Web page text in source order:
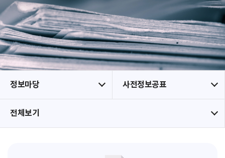
정보마당 사전정보공표
전체보기